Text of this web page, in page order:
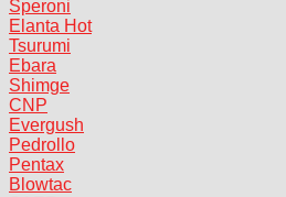
Speroni
Elanta
Tsurumi
Ebara
Shimge
CNP
Evergush
Pedrollo
Pentax
Blowtac